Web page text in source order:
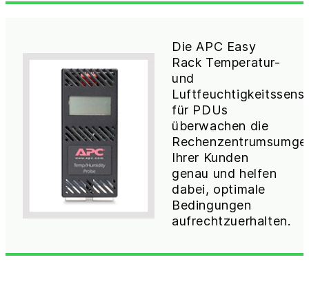
Die APC Easy
Rack Temperatur-
und
für PDUs
überwachen die
Ihrer Kunden
genau und helfen
dabei, optimale
Bedingungen
aufrechtzuerhalten.